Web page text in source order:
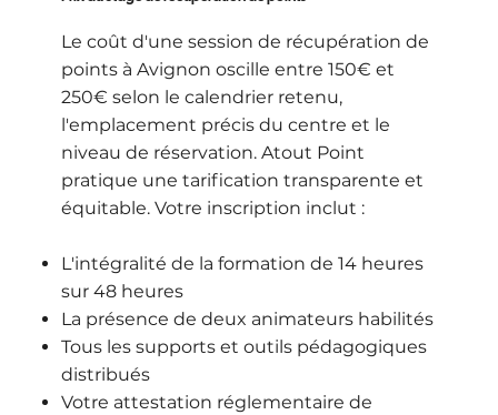
Le coût d'une session de récupération de
points à Avignon oscille entre 150€ et
250€ selon le calendrier retenu,
l'emplacement précis du centre et le
niveau de réservation. Atout Point
pratique une tarification transparente et
équitable. Votre inscription inclut :
L'intégralité de la formation de 14 heures
sur 48 heures
La présence de deux animateurs habilités
Tous les supports et outils pédagogiques
distribués
Votre attestation réglementaire de